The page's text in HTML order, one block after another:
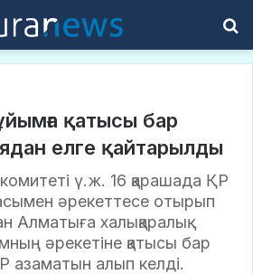
қатысы бар
елге қайтарылды
комитеті ү.ж. 16 қарашада ҚР
әрекеттесе отырып
Алматыға халықаралық
әрекетіне қатысы бар
азаматын алып келді.